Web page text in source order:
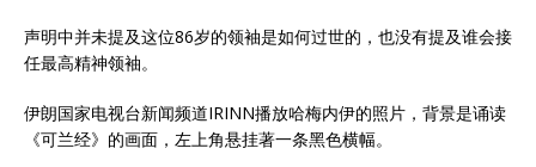
声明中并未提及这位86岁的领袖是如何过世的，也没有提及谁会接
任最高精神领袖。
伊朗国家电视台新闻频道IRINN播放哈梅内伊的照片，背景是诵读
《可兰经》的画面，左上角悬挂著一条黑色横幅。